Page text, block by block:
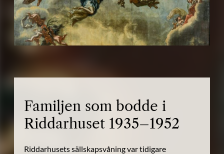
Familjen som bodde i
Riddarhuset 1935–1952
Riddarhusets sällskapsvåning var tidigare